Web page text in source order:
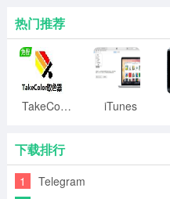
http://www.downyi.com/
Microsoft .net
http://www.downyi.com/
2.下载完整的apk文件，
安装完毕后，模拟器界面
标。
热门推荐
TakeColor取色器 iTunes
下载排行
1 Telegram